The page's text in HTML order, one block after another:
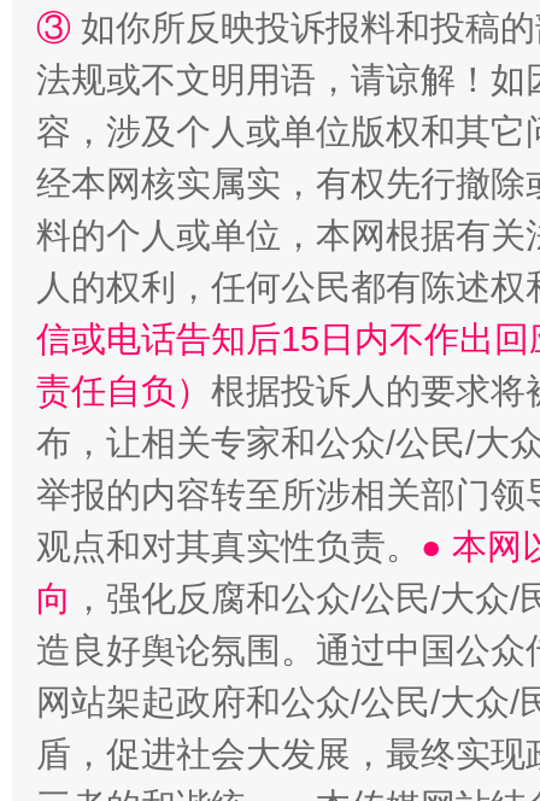
③ 如你所反映投诉报料和投稿
法规或不文明用语，请谅解！
容，涉及个人或单位版权和其它
经本网核实属实，有权先行撤
料的个人或单位，本网根据有
人的权利，任何公民都有陈述
信或电话告知后15日内不作出
责任自负） 根据投诉人的要求将
布，让相关专家和公众/公民/大
举报的内容转至所涉相关部门
观点和对其真实性负责。 ● 本网
向 ，强化反腐和公众/公民/大众
造良好舆论氛围。通过中国公
网站架起政府和公众/公民/大众
盾，促进社会大发展，最终实